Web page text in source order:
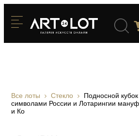
Все лоты Стекло
Подносной
символами России и Лотарингии
и Ко